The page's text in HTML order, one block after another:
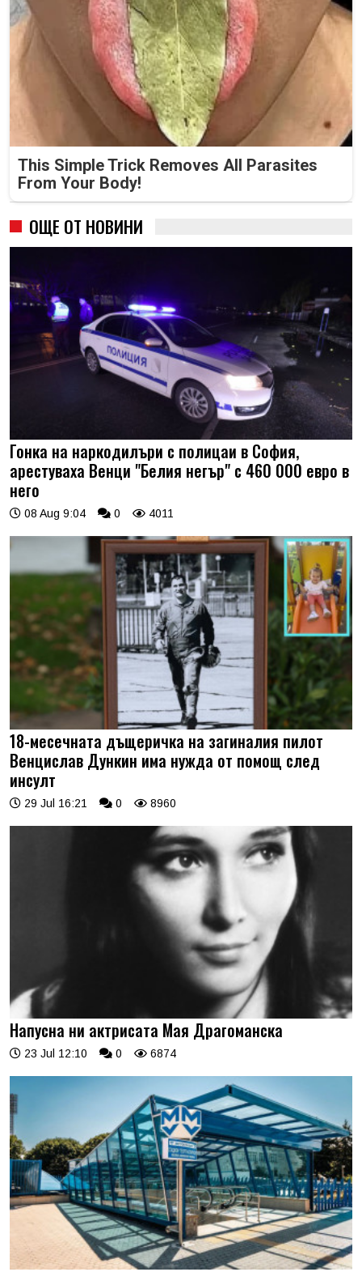
This Simple Trick Removes All Parasites
From Your Body!
ОЩЕ ОТ НОВИНИ
Гонка на наркодилъри с полицаи в София,
арестуваха Венци "Белия негър" с 460 000 евро в
него
08 Aug 9:04 0 4011
18-месечната дъщеричка на загиналия пилот
Венцислав Дункин има нужда от помощ след
инсулт
29 Jul 16:21 0 8960
Напусна ни актрисата Мая Драгоманска
23 Jul 12:10 0 6874